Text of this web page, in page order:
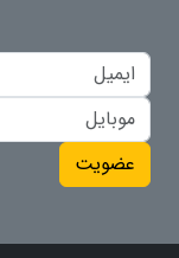
عضویت